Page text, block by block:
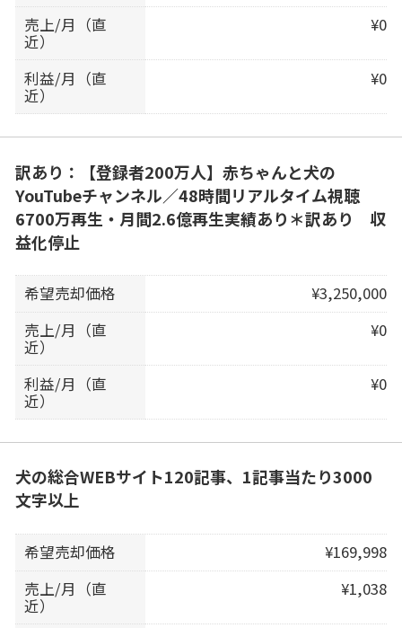
売上/月（直
近）
¥0
利益/月（直
近）
¥0
訳あり：【登録者200万人】赤ちゃんと犬の
YouTubeチャンネル／48時間リアルタイム視聴
6700万再生・月間2.6億再生実績あり＊訳あり 収
益化停止
希望売却価格
¥3,250,000
売上/月（直
近）
¥0
利益/月（直
近）
¥0
犬の総合WEBサイト120記事、1記事当たり3000
文字以上
希望売却価格
¥169,998
売上/月（直
近）
¥1,038